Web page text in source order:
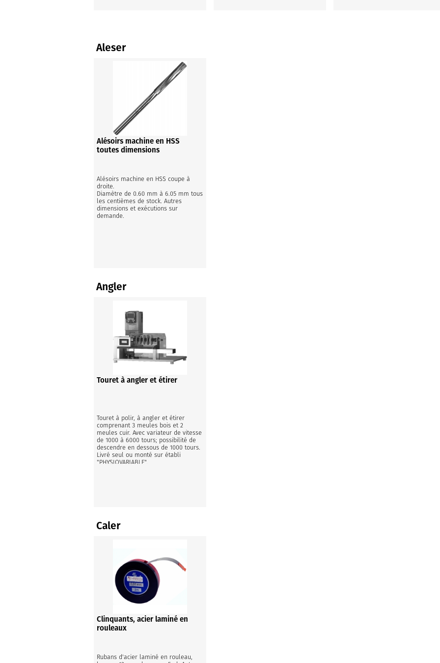
Aleser
Alésoirs machine en HSS
toutes dimensions
Alésoirs machine en HSS coupe à
droite.
Diamètre de 0.60 mm à 6.05 mm tous
les centièmes de stock. Autres
dimensions et exécutions sur
demande.
Angler
Touret à angler et étirer
Touret à polir, à angler et étirer
comprenant 3 meules bois et 2
meules cuir. Avec variateur de vitesse
de 1000 à 6000 tours; possibilité de
descendre en dessous de 1000 tours.
Livré seul ou monté sur établi
"PHYSIOVARIABLE".
Caler
Clinquants, acier laminé en
rouleaux
Rubans d'acier laminé en rouleau,